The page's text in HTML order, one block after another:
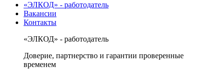
«ЭЛКОД» - работодатель
Вакансии
Контакты
«ЭЛКОД» - работодатель
Доверие, партнерство и гарантии проверенные
временем